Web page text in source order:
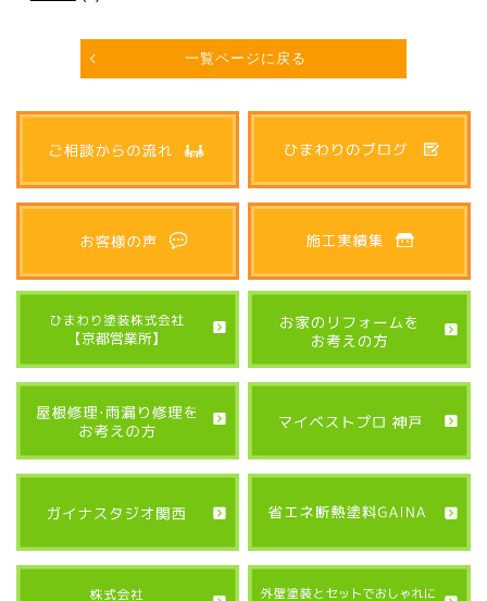
一覧ページに戻る